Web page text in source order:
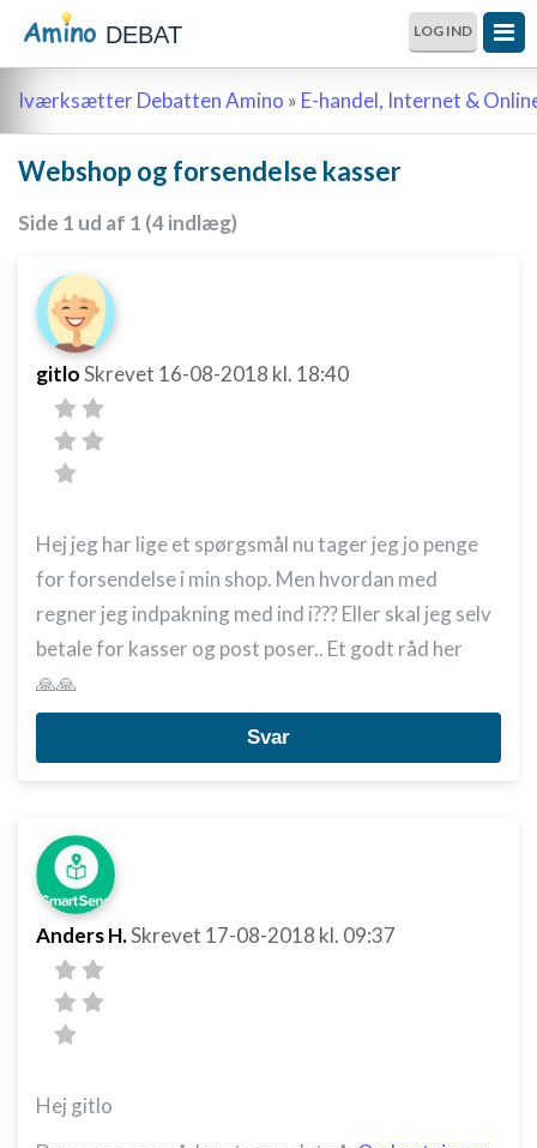
DEBAT LOG IND
Iværksætter Debatten Amino » E-handel, Internet &
Webshop og forsendelse kasser
Side 1 ud af 1 (4 indlæg)
gitloSkrevet 16-08-2018 kl. 18:40
Hej jeg har lige et spørgsmål nu tager jeg jo penge
for forsendelse i min shop. Men hvordan med
regner jeg indpakning med ind i??? Eller skal jeg selv
betale for kasser og post poser.. Et godt råd her
🙏🙏
Svar
Anders H.Skrevet 17-08-2018 kl. 09:37
Hej gitlo